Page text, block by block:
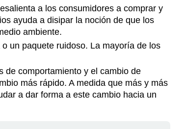
a los consumidores a comprar y
ayuda a disipar la noción de que los
ambiente.
un paquete ruidoso. La mayoría de los
de comportamiento y el cambio de
más rápido. A medida que más y más
a dar forma a este cambio hacia un